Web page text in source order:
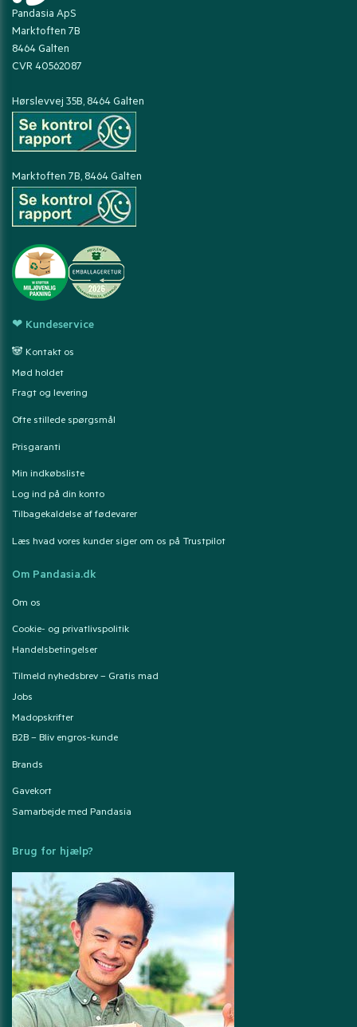
Pandasia ApS
Marktoften 7B
8464 Galten
CVR 40562087
Hørslevvej 35B, 8464 Galten
Marktoften 7B, 8464 Galten
❤ Kundeservice
🐼 Kontakt os
Mød holdet
Fragt og levering
Ofte stillede spørgsmål
Prisgaranti
Min indkøbsliste
Log ind på din konto
Tilbagekaldelse af fødevarer
Læs hvad vores kunder siger om os på Trustpilot
Om Pandasia.dk
Om os
Cookie- og privatlivspolitik
Handelsbetingelser
Tilmeld nyhedsbrev – Gratis mad
Jobs
Madopskrifter
B2B – Bliv engros-kunde
Brands
Gavekort
Samarbejde med Pandasia
Brug for hjælp?